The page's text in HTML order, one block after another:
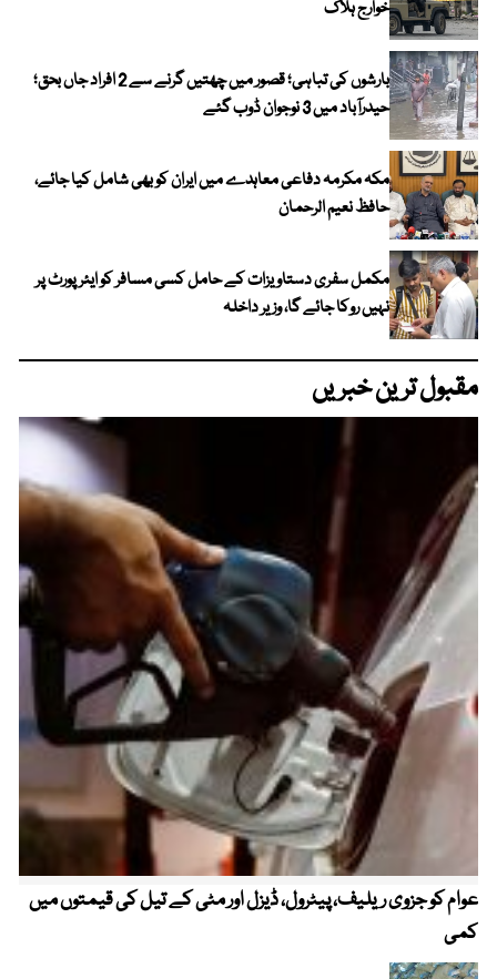
خوارج ہلاک
بارشوں کی تباہی؛ قصور میں چھتیں گرنے سے 2 افراد جاں بحق؛
حیدرآباد میں 3 نوجوان ڈوب گئے
مکہ مکرمہ دفاعی معاہدے میں ایران کو بھی شامل کیا جائے،
حافظ نعیم الرحمان
مکمل سفری دستاویزات کے حامل کسی مسافر کو ایئرپورٹ پر
نہیں روکا جائے گا، وزیر داخلہ
مقبول ترین خبریں
عوام کو جزوی ریلیف، پیٹرول، ڈیزل اور مٹی کے تیل کی قیمتوں میں
کمی